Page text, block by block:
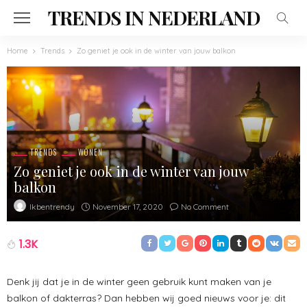
TRENDS IN NEDERLAND
Home Trends Zo geniet je ook in de winter van jouw balkon
TRENDS WONEN
Zo geniet je ook in de winter van jouw
balkon
Ikbentrendy November 17, 2020 No Comment
1.3K
Denk jij dat je in de winter geen gebruik kunt maken van je
balkon of dakterras? Dan hebben wij goed nieuws voor je: dit